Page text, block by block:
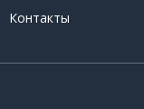
Контакты